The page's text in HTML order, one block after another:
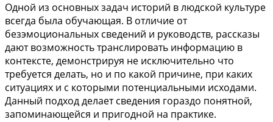
Одной из основных задач историй в людской культуре
всегда была обучающая. В отличие от
безэмоциональных сведений и руководств, рассказы
дают возможность транслировать информацию в
контексте, демонстрируя не исключительно что
требуется делать, но и по какой причине, при каких
ситуациях и с которыми потенциальными исходами.
Данный подход делает сведения гораздо понятной,
запоминающейся и пригодной на практике.